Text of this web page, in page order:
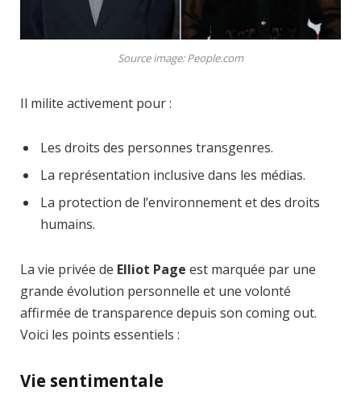
Source image: People.com
Il milite activement pour :
Les droits des personnes transgenres.
La représentation inclusive dans les médias.
La protection de l’environnement et des droits
humains.
La vie privée de Elliot Page est marquée par une
grande évolution personnelle et une volonté
affirmée de transparence depuis son coming out.
Voici les points essentiels :
Vie sentimentale